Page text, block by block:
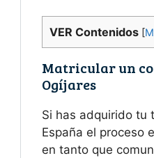
VER Contenidos [
Matricular un
Ogíjares
Si has adquirido tu
España el proceso
en tanto que